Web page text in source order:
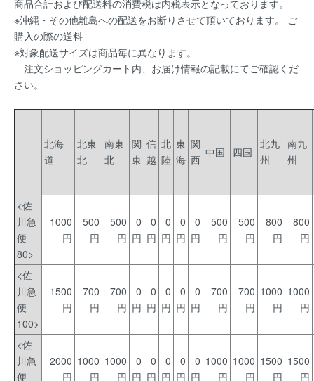
商品合計および配送料の消費税は内税表示となっております。
※沖縄・その他離島への配送をお断りさせて頂いております。 ご
購入の際の送料
※対象配送サイズは商品毎に異なります。
注文ショッピングカート内、お届け情報の記載にてご確認くだ
さい。
北海
道
北東
北
南東
北
関
東
信
越
北
陸
東
海
関
西
中国 四国
北九
州
南九
州
<佐
川急
便
80>
1000
円
500
円
500
円
0
円
0
円
0
円
0
円
0
円
500
円
500
円
800
円
800
円
<佐
川急
便
100>
1500
円
700
円
700
円
0
円
0
円
0
円
0
円
0
円
700
円
700
円
1000
円
1000
円
<佐
川急
便
2000
円
1000
円
1000
円
0
円
0
円
0
円
0
円
0
円
1000
円
1000
円
1500
円
1500
円